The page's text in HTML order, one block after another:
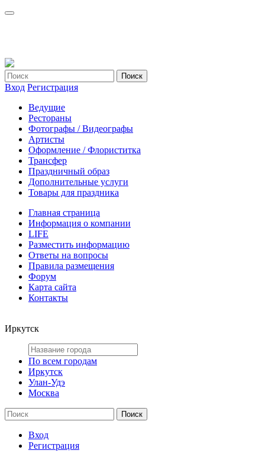
Вход Регистрация
Ведущие
Рестораны
Фотографы / Видеографы
Артисты
Оформление / Флориститка
Трансфер
Праздничный образ
Дополнительные услуги
Товары для праздника
Главная страница
Информация о компании
LIFE
Разместить информацию
Ответы на вопросы
Правила размещения
Форум
Карта сайта
Контакты
Иркутск
По всем городам
Иркутск
Улан-Удэ
Москва
Вход
Регистрация